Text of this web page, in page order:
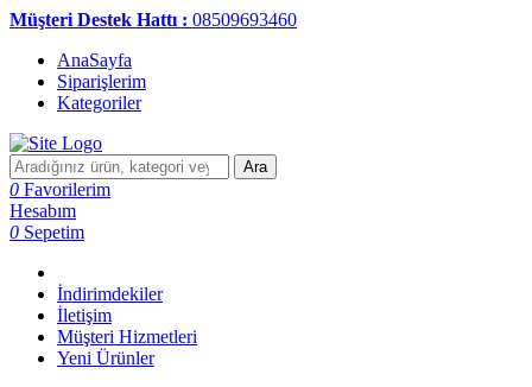
Müşteri Destek Hattı : 08509693460
AnaSayfa
Siparişlerim
Kategoriler
Ara
0 Favorilerim
Hesabım
0 Sepetim
İndirimdekiler
İletişim
Müşteri Hizmetleri
Yeni Ürünler